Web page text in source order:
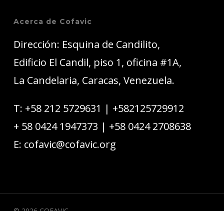
Acerca de Cofavic
Dirección: Esquina de Candilito,
Edificio El Candil, piso 1, oficina #1A,
La Candelaria, Caracas, Venezuela.
T: +58 212 5729631 | +582125729912
+ 58 0424 1947373 | +58 0424 2708638
E: cofavic@cofavic.org